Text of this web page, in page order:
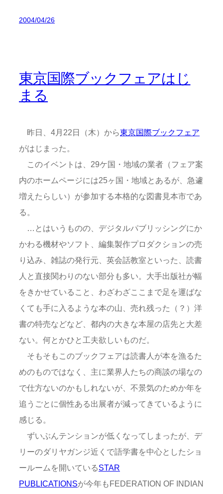
2004/04/26
東京国際ブックフェアはじ
まる
昨日、4月22日（木）から東京国際ブックフェア
がはじまった。
このイベントは、29ケ国・地域の業者（フェア案
内のホームページには25ヶ国・地域とあるが、急遽
増えたらしい）が参加する本格的な図書見本市であ
る。
…とはいうものの、デジタルパブリッシングにか
かわる機材やソフト、編集製作プロダクションの売
り込み、雑誌の発行元、英会話教室といった、読書
人と直接関わりのない部分も多い。大手出版社が幅
をきかせていること、わざわざここまで足を運ばな
くても手に入るような本の山、売れ残った（？）洋
書の特売などなど、都内の大きな本屋の店先と大差
ない。何とかひと工夫欲しいものだ。
そもそもこのブックフェアは読書人が本を漁るた
めのものではなく、主に業界人たちの商談の場なの
で仕方ないのかもしれないが、不景気のためか年を
追うごとに個性ある出展者が減ってきているように
感じる。
ずいぶんテンションが低くなってしまったが、デ
リーのダリヤガンジ近くで語学書を中心としたショ
ールームを開いているSTAR
PUBLICATIONSが今年もFEDERATION OF INDIAN